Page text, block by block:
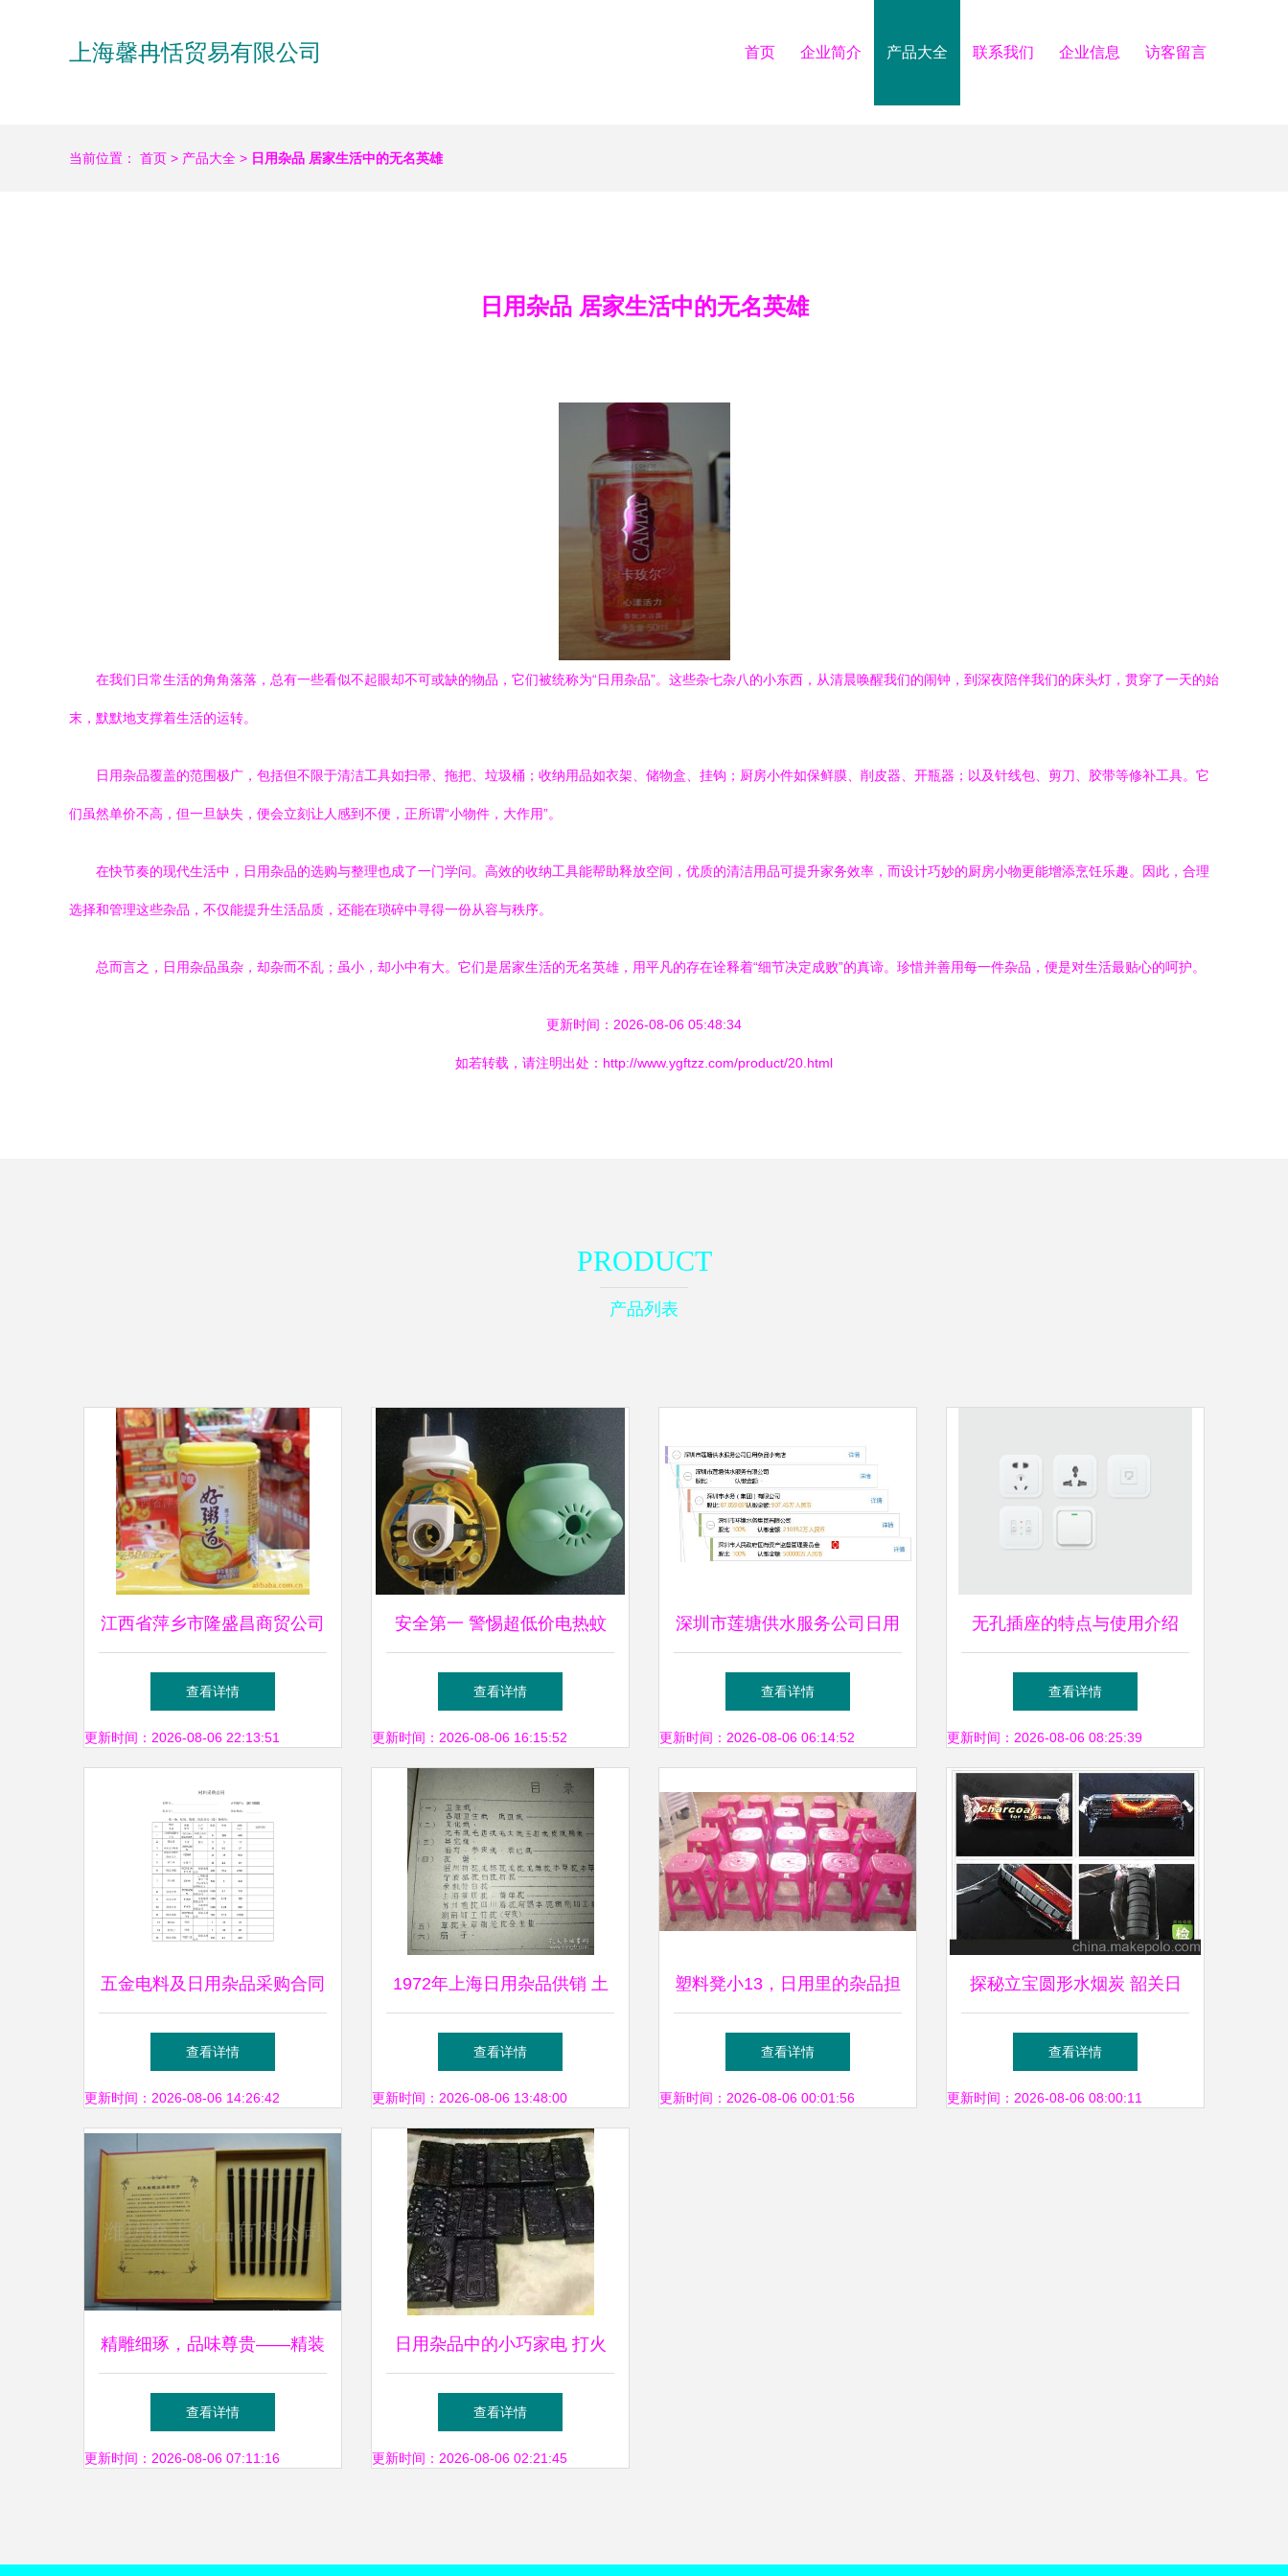
上海馨冉恬贸易有限公司 首页 企业简介 产品大全 联系我们 企业信息 访客留言
当前位置： 首页 > 产品大全 > 日用杂品 居家生活中的无名英雄
日用杂品 居家生活中的无名英雄
在我们日常生活的角角落落，总有一些看似不起眼却不可或缺的物品，它们被统称为“日用杂品”。这些杂七杂八的小东西，从清晨唤醒我们的闹钟，到深夜陪伴我们的床头灯，贯穿了一天的始
末，默默地支撑着生活的运转。
日用杂品覆盖的范围极广，包括但不限于清洁工具如扫帚、拖把、垃圾桶；收纳用品如衣架、储物盒、挂钩；厨房小件如保鲜膜、削皮器、开瓶器；以及针线包、剪刀、胶带等修补工具。它
们虽然单价不高，但一旦缺失，便会立刻让人感到不便，正所谓“小物件，大作用”。
在快节奏的现代生活中，日用杂品的选购与整理也成了一门学问。高效的收纳工具能帮助释放空间，优质的清洁用品可提升家务效率，而设计巧妙的厨房小物更能增添烹饪乐趣。因此，合理
选择和管理这些杂品，不仅能提升生活品质，还能在琐碎中寻得一份从容与秩序。
总而言之，日用杂品虽杂，却杂而不乱；虽小，却小中有大。它们是居家生活的无名英雄，用平凡的存在诠释着“细节决定成败”的真谛。珍惜并善用每一件杂品，便是对生活最贴心的呵护。
更新时间：2026-08-06 05:48:34
如若转载，请注明出处：http://www.ygftzz.com/product/20.html
PRODUCT
产品列表
江西省萍乡市隆盛昌商贸公司
网站 日用杂品的卓越门户
查看详情
更新时间：2026-08-06 22:13:51
安全第一 警惕超低价电热蚊
香套装背后的日用杂品隐患
查看详情
更新时间：2026-08-06 16:15:52
深圳市莲塘供水服务公司日用
杂品小商店经营分析
查看详情
更新时间：2026-08-06 06:14:52
无孔插座的特点与使用介绍
查看详情
更新时间：2026-08-06 08:25:39
五金电料及日用杂品采购合同
范本
查看详情
更新时间：2026-08-06 14:26:42
1972年上海日用杂品供销 土
纸与杂品勾勒的年代记忆
查看详情
更新时间：2026-08-06 13:48:00
塑料凳小13，日用里的杂品担
当
查看详情
更新时间：2026-08-06 00:01:56
探秘立宝圆形水烟炭 韶关日
用杂品中的品质之选
查看详情
更新时间：2026-08-06 08:00:11
精雕细琢，品味尊贵——精装
红木镶银筷子选购指南
查看详情
更新时间：2026-08-06 07:11:16
日用杂品中的小巧家电 打火
机的分类、批发与选购指南
查看详情
更新时间：2026-08-06 02:21:45